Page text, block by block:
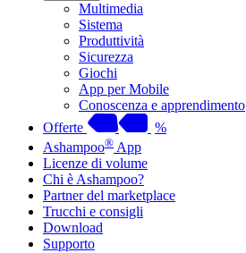
Multimedia
Sistema
Produttività
Sicurezza
Giochi
App per Mobile
Conoscenza e apprendimento
Offerte
%
Ashampoo® App
Licenze di volume
Chi è Ashampoo?
Partner del marketplace
Trucchi e consigli
Download
Supporto